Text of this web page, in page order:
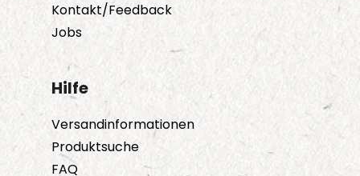
Kontakt/Feedback
Jobs
Hilfe
Versandinformationen
Produktsuche
FAQ